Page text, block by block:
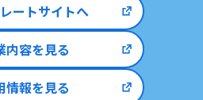
ートサイトへ
内容を見る
情報を見る